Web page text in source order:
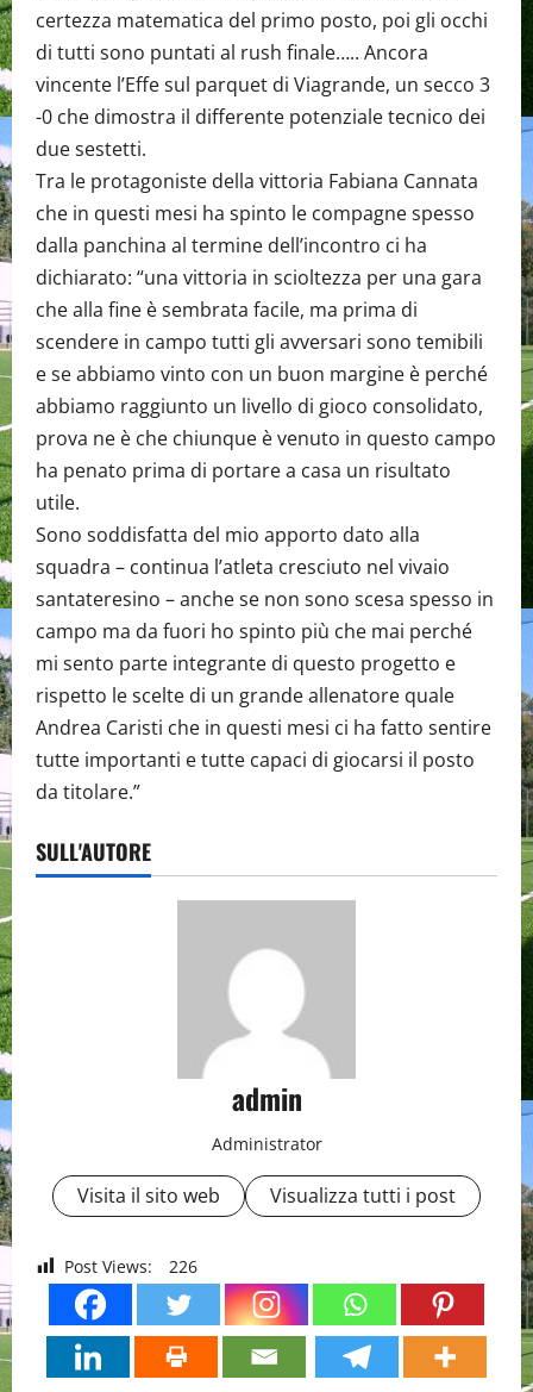
certezza matematica del primo posto, poi gli occhi
di tutti sono puntati al rush finale….. Ancora
vincente l’Effe sul parquet di Viagrande, un secco 3
-0 che dimostra il differente potenziale tecnico dei
due sestetti.
Tra le protagoniste della vittoria Fabiana Cannata
che in questi mesi ha spinto le compagne spesso
dalla panchina al termine dell’incontro ci ha
dichiarato: “una vittoria in scioltezza per una gara
che alla fine è sembrata facile, ma prima di
scendere in campo tutti gli avversari sono temibili
e se abbiamo vinto con un buon margine è perché
abbiamo raggiunto un livello di gioco consolidato,
prova ne è che chiunque è venuto in questo campo
ha penato prima di portare a casa un risultato
utile.
Sono soddisfatta del mio apporto dato alla
squadra – continua l’atleta cresciuto nel vivaio
santateresino – anche se non sono scesa spesso in
campo ma da fuori ho spinto più che mai perché
mi sento parte integrante di questo progetto e
rispetto le scelte di un grande allenatore quale
Andrea Caristi che in questi mesi ci ha fatto sentire
tutte importanti e tutte capaci di giocarsi il posto
da titolare.”
SULL'AUTORE
admin
Administrator
Visita il sito web Visualizza tutti i post
Post Views: 226